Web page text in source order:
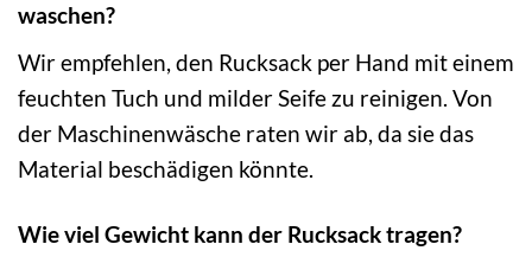
waschen?
Wir empfehlen, den Rucksack per Hand mit einem
feuchten Tuch und milder Seife zu reinigen. Von
der Maschinenwäsche raten wir ab, da sie das
Material beschädigen könnte.
Wie viel Gewicht kann der Rucksack tragen?